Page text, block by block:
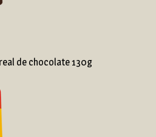
de chocolate 130g